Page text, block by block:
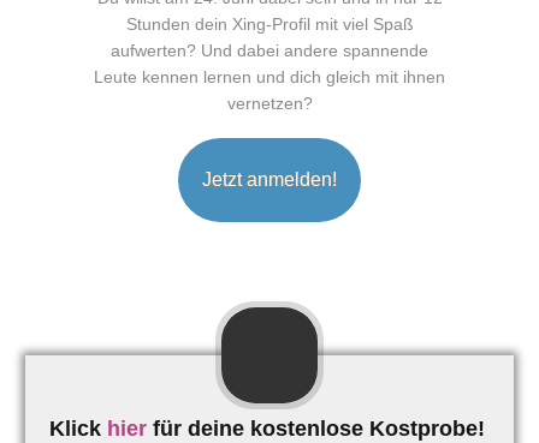
Stunden dein Xing-Profil mit viel Spaß
aufwerten? Und dabei andere spannende
Leute kennen lernen und dich gleich mit ihnen
vernetzen?
Jetzt anmelden!
Klick hier für deine kostenlose Kostprobe!